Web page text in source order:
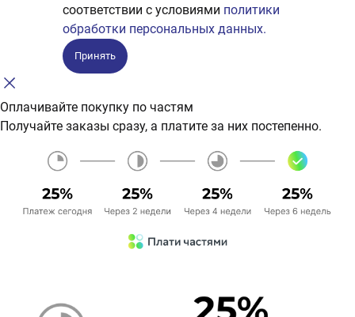
соответствии с условиями политики
обработки персональных данных.
Принять
Оплачивайте покупку по частям
Получайте заказы сразу, а платите за них постепенно.